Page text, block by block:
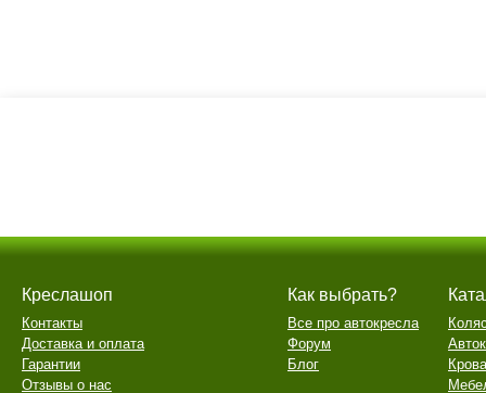
Креслашоп
Контакты
Доставка и оплата
Гарантии
Отзывы о нас
Как выбрать?
Все про автокресла
Форум
Блог